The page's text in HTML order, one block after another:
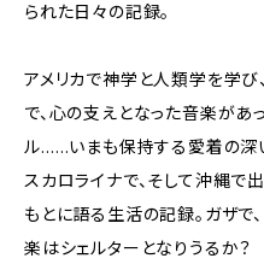
られた日々の記録。
アメリカで神学と人類学を学
で、心の支えとなった音楽があっ
ル……いまも保持する愛着の深
スカロライナで、そして沖縄で
もとに語る生活の記録。ガザで
楽はシェルターとなりうるか